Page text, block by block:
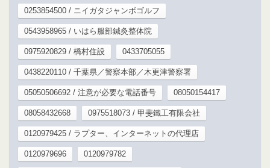
0253854500 / ニイガタジャンボゴルフ
0543958965 / いはら服部鍼灸整体院
0975920829 / 橋村住設 0433705055
0438220110 / 千葉県／警察本部／木更津警察署
05050506692 / 注意が必要な電話番号 08050154417
08058432668 0975518073 / 甲斐鐵工有限会社
0120979425 / ラプター、インターネットの代理店
0120979696 0120979782